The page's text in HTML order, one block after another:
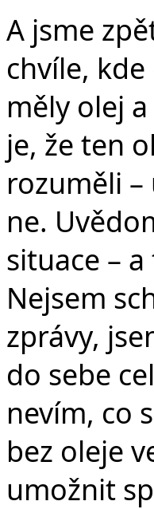
A jsme
chvíle,
měly olej
je, že ten
rozuměli
ne.
situace –
Nejsem
zprávy,
do sebe
nevím, co
bez oleje
umožnit